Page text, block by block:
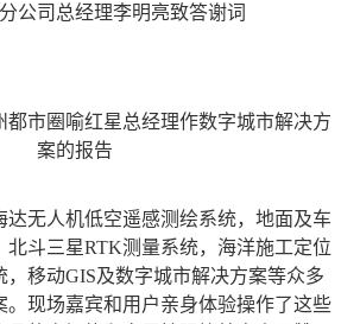
公司总经理李明亮致答谢词
都市圈喻红星总经理作数字城市解决方
案的报告
无人机低空遥感测绘系统，地面及车
北斗三星RTK测量系统，海洋施工定位
，移动GIS及数字城市解决方案等众多
。现场嘉宾和用户亲身体验操作了这些